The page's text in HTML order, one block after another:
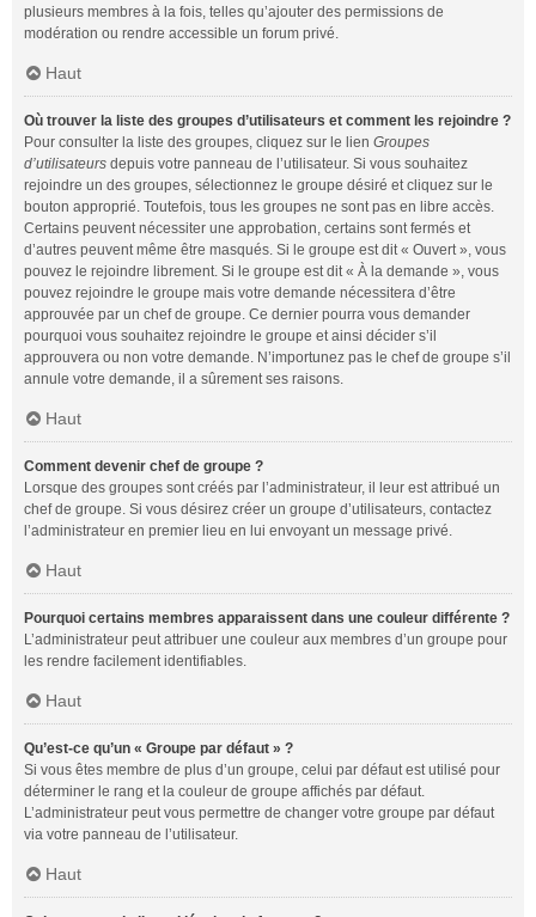
plusieurs membres à la fois, telles qu’ajouter des permissions de
modération ou rendre accessible un forum privé.
Haut
Où trouver la liste des groupes d’utilisateurs et comment les rejoindre ?
Pour consulter la liste des groupes, cliquez sur le lien Groupes
d’utilisateurs depuis votre panneau de l’utilisateur. Si vous souhaitez
rejoindre un des groupes, sélectionnez le groupe désiré et cliquez sur le
bouton approprié. Toutefois, tous les groupes ne sont pas en libre accès.
Certains peuvent nécessiter une approbation, certains sont fermés et
d’autres peuvent même être masqués. Si le groupe est dit « Ouvert », vous
pouvez le rejoindre librement. Si le groupe est dit « À la demande », vous
pouvez rejoindre le groupe mais votre demande nécessitera d’être
approuvée par un chef de groupe. Ce dernier pourra vous demander
pourquoi vous souhaitez rejoindre le groupe et ainsi décider s’il
approuvera ou non votre demande. N’importunez pas le chef de groupe s’il
annule votre demande, il a sûrement ses raisons.
Haut
Comment devenir chef de groupe ?
Lorsque des groupes sont créés par l’administrateur, il leur est attribué un
chef de groupe. Si vous désirez créer un groupe d’utilisateurs, contactez
l’administrateur en premier lieu en lui envoyant un message privé.
Haut
Pourquoi certains membres apparaissent dans une couleur différente ?
L’administrateur peut attribuer une couleur aux membres d’un groupe pour
les rendre facilement identifiables.
Haut
Qu’est-ce qu’un « Groupe par défaut » ?
Si vous êtes membre de plus d’un groupe, celui par défaut est utilisé pour
déterminer le rang et la couleur de groupe affichés par défaut.
L’administrateur peut vous permettre de changer votre groupe par défaut
via votre panneau de l’utilisateur.
Haut